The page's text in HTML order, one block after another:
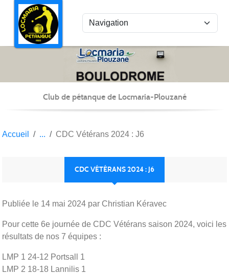
Club de pétanque de Locmaria-Plouzané
Accueil CDC Vétérans 2024 : J6
CDC VÉTÉRANS 2024 : J6
Publiée le 14 mai 2024 par Christian Kéravec
Pour cette 6e journée de CDC Vétérans saison 2024, voici les
résultats de nos 7 équipes :
LMP 1 24-12 Portsall 1
LMP 2 18-18 Lannilis 1
Panneau de gestion des cookies